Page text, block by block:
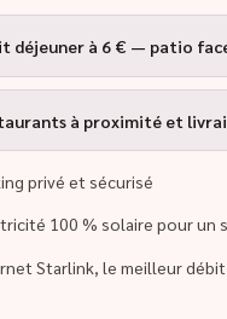
déjeuner à 6 € — patio
à proximité et
privé et sécurisé
100 % solaire pour un
Starlink, le meilleur débit